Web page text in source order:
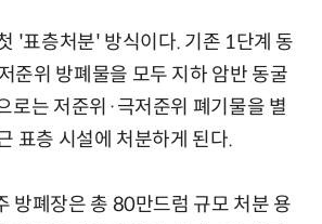
'표층처분' 방식이다. 기존 1단계 동
준위 방폐물을 모두 지하 암반 동굴
로는 저준위·극저준위 폐기물을 별
표층 시설에 처분하게 된다.
방폐장은 총 80만드럼 규모 처분 용